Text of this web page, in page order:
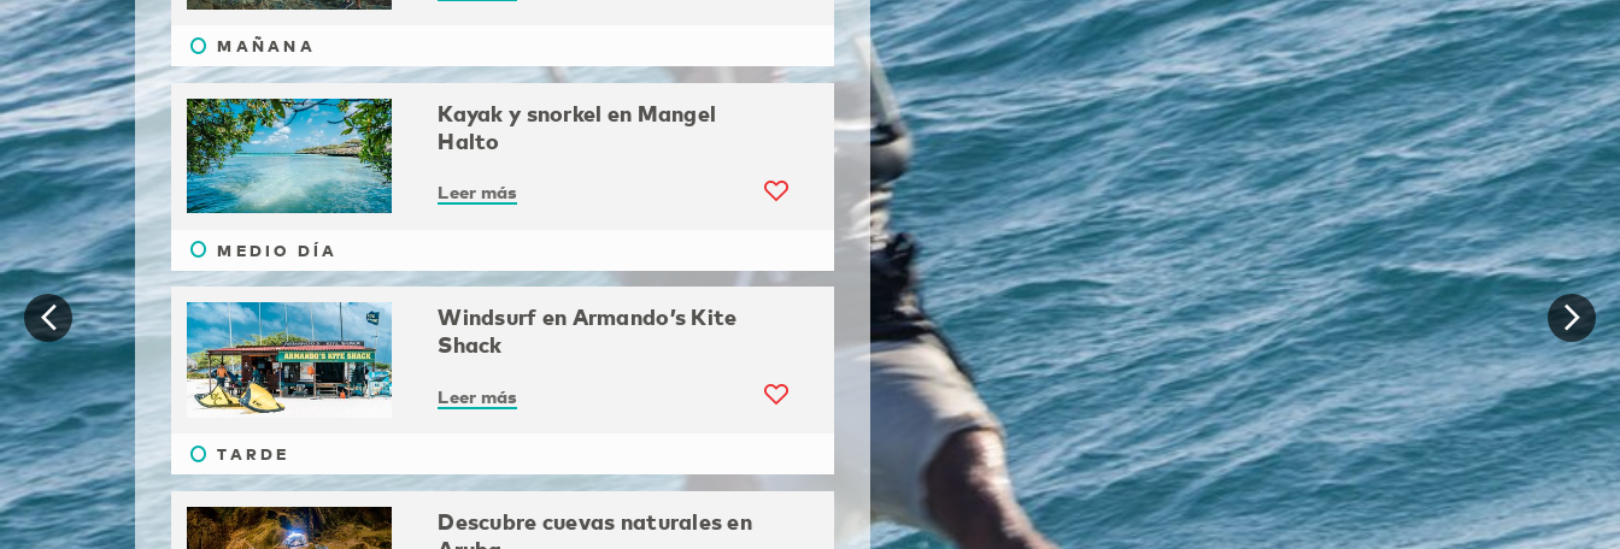
MAÑANA
Kayak y snorkel en Mangel
Halto
Leer más
MEDIO DÍA
Windsurf en Armando’s Kite
Shack
Leer más
TARDE
Descubre cuevas naturales en